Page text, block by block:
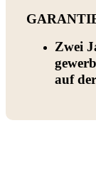
Zwei
auf